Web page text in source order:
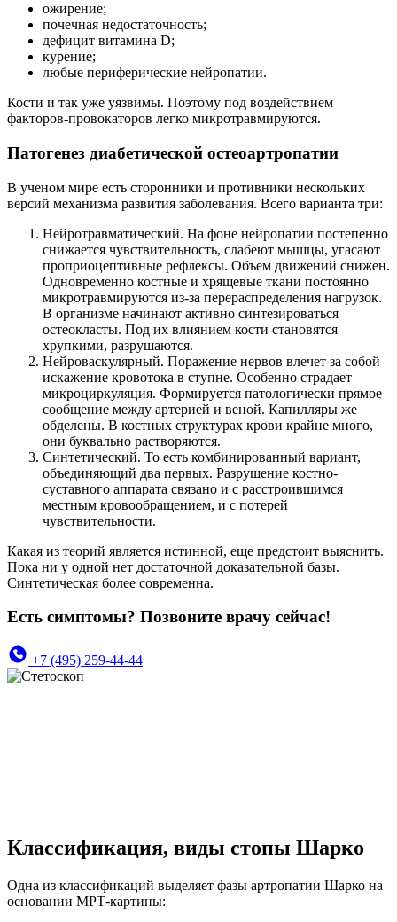
ожирение;
почечная недостаточность;
дефицит витамина D;
курение;
любые периферические нейропатии.
Кости и так уже уязвимы. Поэтому под воздействием
факторов-провокаторов легко микротравмируются.
Патогенез диабетической остеоартропатии
В ученом мире есть сторонники и противники нескольких
версий механизма развития заболевания. Всего варианта три:
Нейротравматический. На фоне нейропатии постепенно
снижается чувствительность, слабеют мышцы, угасают
проприоцептивные рефлексы. Объем движений снижен.
Одновременно костные и хрящевые ткани постоянно
микротравмируются из-за перераспределения нагрузок.
В организме начинают активно синтезироваться
остеокласты. Под их влиянием кости становятся
хрупкими, разрушаются.
Нейроваскулярный. Поражение нервов влечет за собой
искажение кровотока в ступне. Особенно страдает
микроциркуляция. Формируется патологически прямое
сообщение между артерией и веной. Капилляры же
обделены. В костных структурах крови крайне много,
они буквально растворяются.
Синтетический. То есть комбинированный вариант,
объединяющий два первых. Разрушение костно-
суставного аппарата связано и с расстроившимся
местным кровообращением, и с потерей
чувствительности.
Какая из теорий является истинной, еще предстоит выяснить.
Пока ни у одной нет достаточной доказательной базы.
Синтетическая более современна.
Есть симптомы? Позвоните врачу сейчас!
+7 (495) 259-44-44
Классификация, виды стопы Шарко
Одна из классификаций выделяет фазы артропатии Шарко на
основании МРТ-картины: